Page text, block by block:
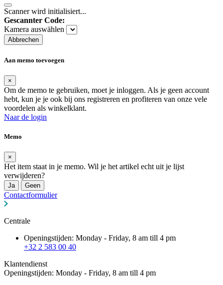
Scanner wird initialisiert...
Gescannter Code:
Kamera auswählen
Abbrechen
Aan memo toevoegen
×
Om de memo te gebruiken, moet je inloggen. Als je geen account
hebt, kun je je ook bij ons registreren en profiteren van onze vele
voordelen als winkelklant.
Naar de login
Memo
×
Het item staat in je memo. Wil je het artikel echt uit je lijst
verwijderen?
Ja Geen
Contactformulier
Centrale
Openingstijden: Monday - Friday, 8 am till 4 pm
+32 2 583 00 40
Klantendienst
Openingstijden: Monday - Friday, 8 am till 4 pm